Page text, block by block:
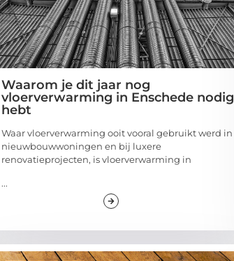
Waarom je dit jaar nog
vloerverwarming in Enschede nodig
hebt
Waar vloerverwarming ooit vooral gebruikt werd in
nieuwbouwwoningen en bij luxere
renovatieprojecten, is vloerverwarming in
...